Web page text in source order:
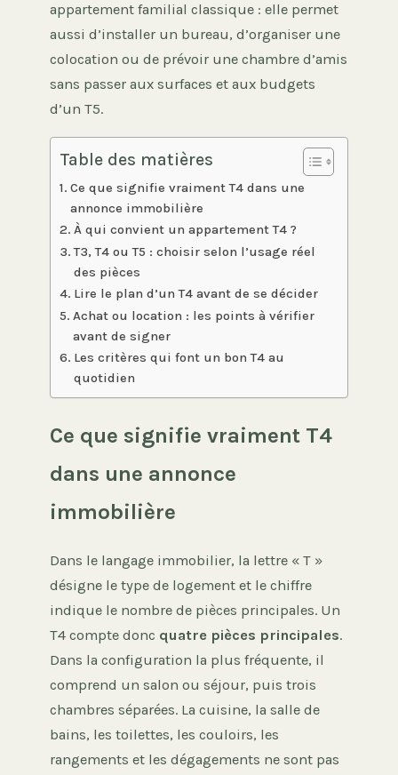
appartement familial classique : elle permet
aussi d’installer un bureau, d’organiser une
colocation ou de prévoir une chambre d’amis
sans passer aux surfaces et aux budgets
d’un T5.
Table des matières
Ce que signifie vraiment T4 dans une
annonce immobilière
À qui convient un appartement T4 ?
T3, T4 ou T5 : choisir selon l’usage réel
des pièces
Lire le plan d’un T4 avant de se décider
Achat ou location : les points à vérifier
avant de signer
Les critères qui font un bon T4 au
quotidien
Ce que signifie vraiment T4
dans une annonce
immobilière
Dans le langage immobilier, la lettre « T »
désigne le type de logement et le chiffre
indique le nombre de pièces principales. Un
T4 compte donc quatre pièces principales.
Dans la configuration la plus fréquente, il
comprend un salon ou séjour, puis trois
chambres séparées. La cuisine, la salle de
bains, les toilettes, les couloirs, les
rangements et les dégagements ne sont pas